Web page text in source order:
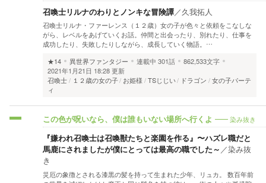
召喚士リルナのわりとノンキな冒険譚／久我拓人
召喚士リルナ・ファーレンス（１２歳）女の子が色々と依頼をこなしな
がら、レベルをあげていくお話。仲間と出会ったり、別れたり、仕事を
成功したり、失敗したりしながら、成長していく物語。…
★14
異世界ファンタジー 連載中 301話
862,533文字
2021年1月21日 18:28 更新
召喚士
１２歳の女の子 お姫様 TSじじい ドラゴン
女の子パーテ
ィ
この色が呪いなら、僕は誰もいない場所へ行くよ 染み抜き
『嫌われ召喚士は召喚獣たちと楽園を作る』〜ハズレ職だと
馬鹿にされましたが僕にとっては最高の職でした～ ／染み抜
き
災厄の象徴とされる漆黒の髪を持って生まれた少年、リュカ。 数百年前